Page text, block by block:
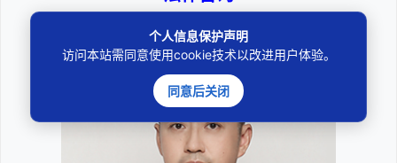
个人信息保护声明
访问本站需同意使用cookie技术以改进用户体验。
同意后关闭